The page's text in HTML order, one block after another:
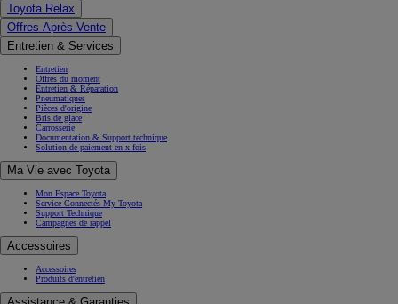
Toyota Relax
Offres Après-Vente
Entretien & Services
Entretien
Offres du moment
Entretien & Réparation
Pneumatiques
Pièces d'origine
Bris de glace
Carrosserie
Documentation & Support technique
Solution de paiement en x fois
Ma Vie avec Toyota
Mon Espace Toyota
Service Connectés My Toyota
Support Technique
Campagnes de rappel
Accessoires
Accessoires
Produits d'entretien